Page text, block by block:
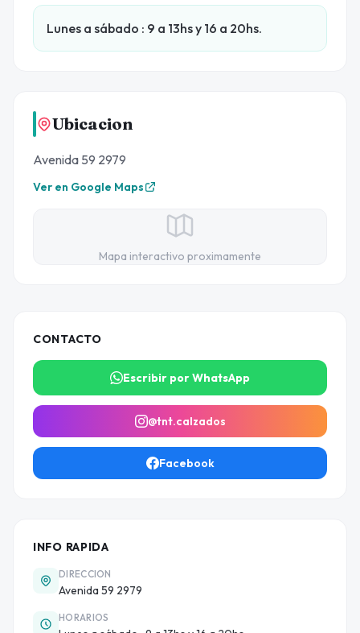
Lunes a sábado : 9 a 13hs y 16 a 20hs.
Ubicacion
Avenida 59 2979
Ver en Google Maps
Mapa interactivo proximamente
CONTACTO
Escribir por WhatsApp
@tnt.calzados
Facebook
INFO RAPIDA
DIRECCION
Avenida 59 2979
HORARIOS